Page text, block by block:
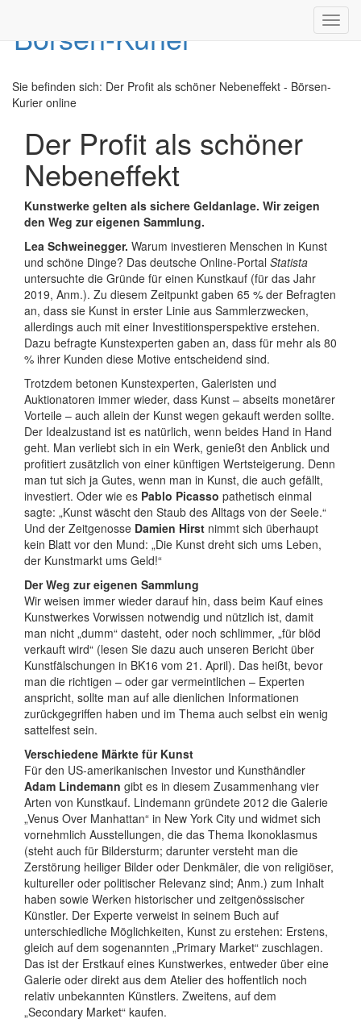
Sie befinden sich: Der Profit als schöner Nebeneffekt - Börsen-
Kurier online
Der Profit als schöner
Nebeneffekt
Kunstwerke gelten als sichere Geldanlage. Wir zeigen
den Weg zur eigenen Sammlung.
Lea Schweinegger. Warum investieren Menschen in Kunst
und schöne Dinge? Das deutsche Online-Portal Statista
untersuchte die Gründe für einen Kunstkauf (für das Jahr
2019, Anm.). Zu diesem Zeitpunkt gaben 65 % der Befragten
an, dass sie Kunst in erster Linie aus Sammlerzwecken,
allerdings auch mit einer Investitionsperspektive erstehen.
Dazu befragte Kunstexperten gaben an, dass für mehr als 80
% ihrer Kunden diese Motive entscheidend sind.
Trotzdem betonen Kunstexperten, Galeristen und
Auktionatoren immer wieder, dass Kunst – abseits monetärer
Vorteile – auch allein der Kunst wegen gekauft werden sollte.
Der Idealzustand ist es natürlich, wenn beides Hand in Hand
geht. Man verliebt sich in ein Werk, genießt den Anblick und
profitiert zusätzlich von einer künftigen Wertsteigerung. Denn
man tut sich ja Gutes, wenn man in Kunst, die auch gefällt,
investiert. Oder wie es Pablo Picasso pathetisch einmal
sagte: „Kunst wäscht den Staub des Alltags von der Seele.“
Und der Zeitgenosse Damien Hirst nimmt sich überhaupt
kein Blatt vor den Mund: „Die Kunst dreht sich ums Leben,
der Kunstmarkt ums Geld!“
Der Weg zur eigenen Sammlung
Wir weisen immer wieder darauf hin, dass beim Kauf eines
Kunstwerkes Vorwissen notwendig und nützlich ist, damit
man nicht „dumm“ dasteht, oder noch schlimmer, „für blöd
verkauft wird“ (lesen Sie dazu auch unseren Bericht über
Kunstfälschungen in BK16 vom 21. April). Das heißt, bevor
man die richtigen – oder gar vermeintlichen – Experten
anspricht, sollte man auf alle dienlichen Informationen
zurückgegriffen haben und im Thema auch selbst ein wenig
sattelfest sein.
Verschiedene Märkte für Kunst
Für den US-amerikanischen Investor und Kunsthändler
Adam Lindemann gibt es in diesem Zusammenhang vier
Arten von Kunstkauf. Lindemann gründete 2012 die Galerie
„Venus Over Manhattan“ in New York City und widmet sich
vornehmlich Ausstellungen, die das Thema Ikonoklasmus
(steht auch für Bildersturm; darunter versteht man die
Zerstörung heiliger Bilder oder Denkmäler, die von religiöser,
kultureller oder politischer Relevanz sind; Anm.) zum Inhalt
haben sowie Werken historischer und zeitgenössischer
Künstler. Der Experte verweist in seinem Buch auf
unterschiedliche Möglichkeiten, Kunst zu erstehen: Erstens,
gleich auf dem sogenannten „Primary Market“ zuschlagen.
Das ist der Erstkauf eines Kunstwerkes, entweder über eine
Galerie oder direkt aus dem Atelier des hoffentlich noch
relativ unbekannten Künstlers. Zweitens, auf dem
„Secondary Market“ kaufen.